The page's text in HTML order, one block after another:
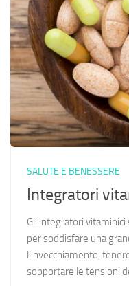
SALUTE E BENESSERE
Integratori
Gli integratori
per soddisfare una
l’invecchiamento,
sopportare le tensioni